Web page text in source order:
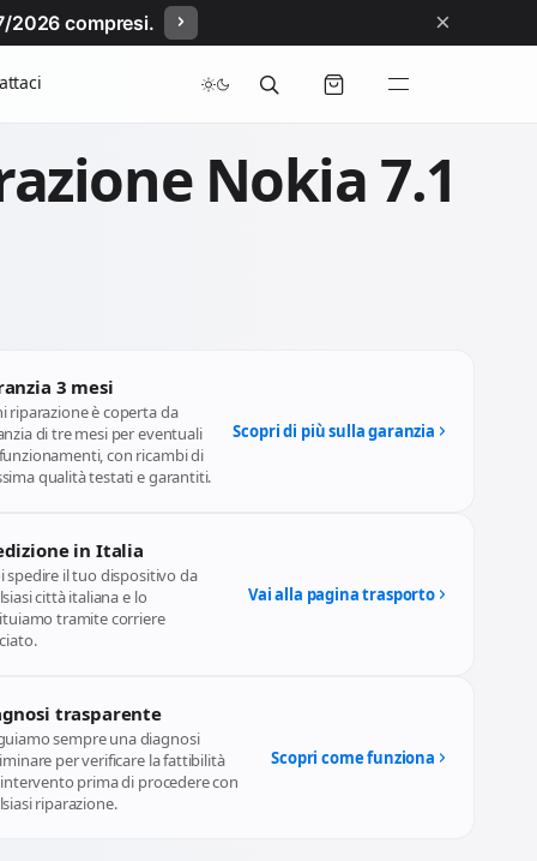
2026 compresi. ×
Nokia 7.1
3 mesi
riparazione è coperta da
di tre mesi per eventuali
con ricambi di
qualità testati e garantiti.
Scopri di più sulla garanzia
in Italia
spedire il tuo dispositivo da
città italiana e lo
tramite corriere
Vai alla pagina trasporto
trasparente
sempre una diagnosi
per verificare la fattibilità
prima di procedere con
riparazione.
Scopri come funziona